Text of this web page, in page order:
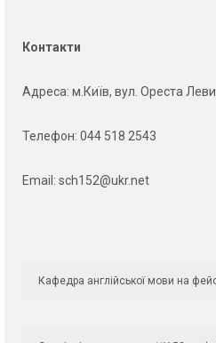
Контакти
Адреса: м.Київ, вул. Ореста
Телефон: 044 518 2543
Email: sch152@ukr.net
Кафедра англійської мови на